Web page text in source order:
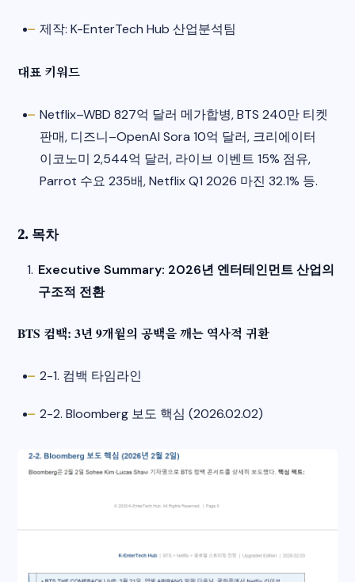
제작: K-EnterTech Hub 산업분석팀​
대표 키워드
Netflix–WBD 827억 달러 메가합병, BTS 240만 티켓
판매, 디즈니–OpenAI Sora 10억 달러, 크리에이터
이코노미 2,544억 달러, 라이브 이벤트 15% 점유,
Parrot 수요 235배, Netflix Q1 2026 마진 32.1% 등.​
2. 목차
Executive Summary: 2026년 엔터테인먼트 산업의
구조적 전환
BTS 컴백: 3년 9개월의 공백을 깨는 역사적 귀환
2-1. 컴백 타임라인
2-2. Bloomberg 보도 핵심 (2026.02.02)​